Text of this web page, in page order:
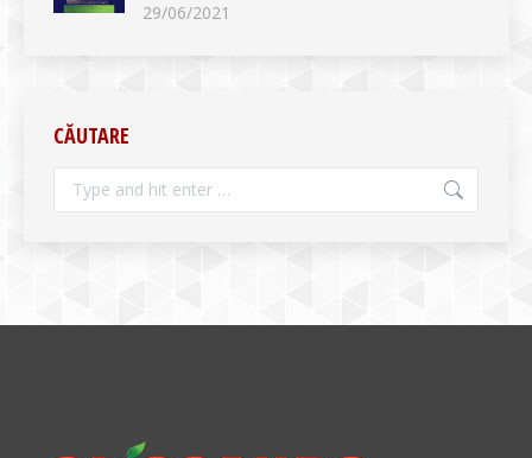
29/06/2021
CĂUTARE
Search: